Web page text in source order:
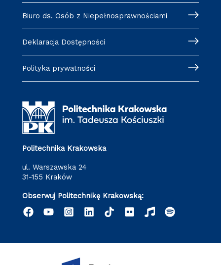
Biuro ds. Osób z Niepełnosprawnościami
Deklaracja Dostępności
Polityka prywatności
Politechnika Krakowska
ul. Warszawska 24
31-155 Kraków
Obserwuj Politechnikę Krakowską: